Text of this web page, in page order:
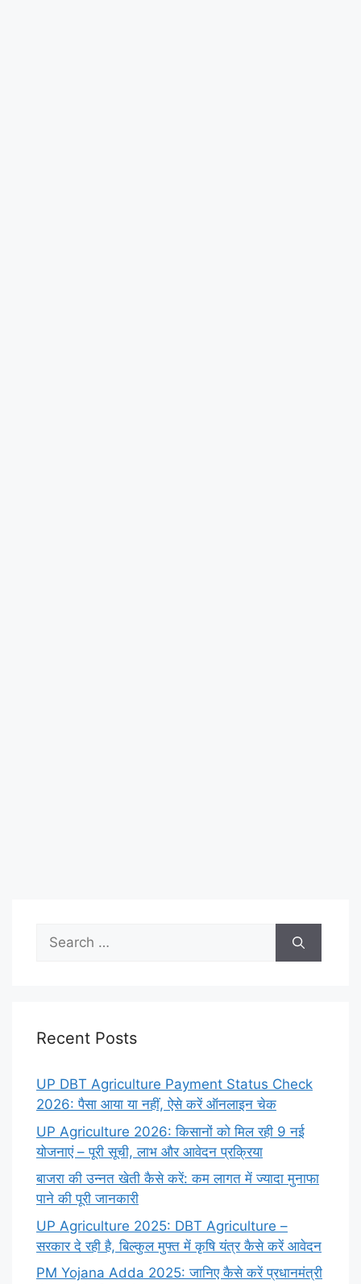
Search
for:
Recent Posts
UP DBT Agriculture Payment Status Check
2026: पैसा आया या नहीं, ऐसे करें ऑनलाइन चेक
UP Agriculture 2026: किसानों को मिल रही 9 नई
योजनाएं – पूरी सूची, लाभ और आवेदन प्रक्रिया
बाजरा की उन्नत खेती कैसे करें: कम लागत में ज्यादा मुनाफा
पाने की पूरी जानकारी
UP Agriculture 2025: DBT Agriculture –
सरकार दे रही है, बिल्कुल मुफ्त में कृषि यंत्र कैसे करें आवेदन
PM Yojana Adda 2025: जानिए कैसे करें प्रधानमंत्री